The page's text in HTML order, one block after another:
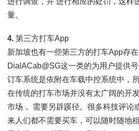
量。
4. 第三方打车App
新加坡也有一些第三方的打车App存
DialACab@SG这一类的为用户提供
订车系统是依附在车载中控系统中，
在传统的打车市场并没有太广阔的开
市场， 需要另辟蹊径。很多科技评论
来人们都不需要买车，可以随时随地